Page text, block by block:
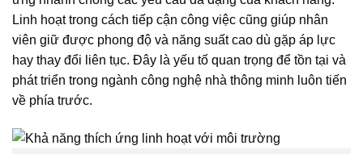
Linh hoạt trong cách tiếp cận công việc cũng giúp nhân
viên giữ được phong độ và năng suất cao dù gặp áp lực
hay thay đổi liên tục. Đây là yếu tố quan trọng để tồn tại và
phát triển trong ngành công nghệ nhà thông minh luôn tiến
về phía trước.